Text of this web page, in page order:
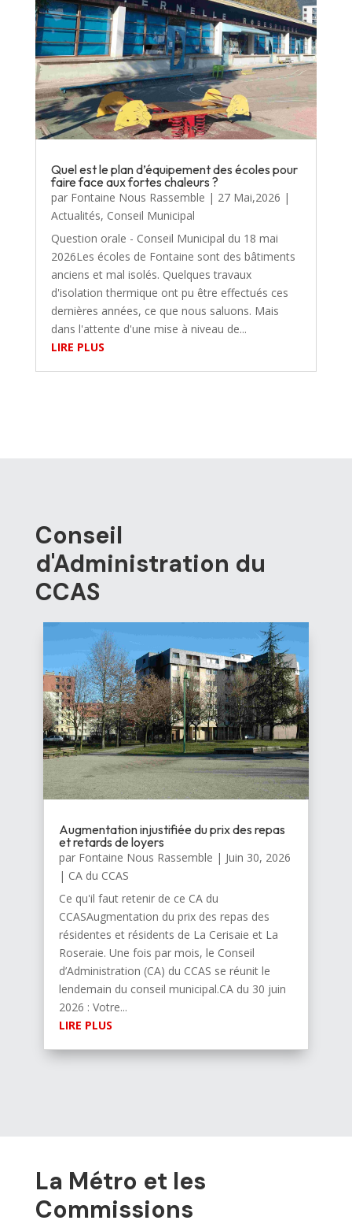
Quel est le plan d’équipement des écoles pour
faire face aux fortes chaleurs ?
par Fontaine Nous Rassemble | 27 Mai,2026 |
Actualités, Conseil Municipal
Question orale - Conseil Municipal du 18 mai
2026Les écoles de Fontaine sont des bâtiments
anciens et mal isolés. Quelques travaux
d'isolation thermique ont pu être effectués ces
dernières années, ce que nous saluons. Mais
dans l'attente d'une mise à niveau de...
LIRE PLUS
Conseil
d'Administration du
CCAS
Augmentation injustifiée du prix des repas
et retards de loyers
par Fontaine Nous Rassemble | Juin 30, 2026
| CA du CCAS
Ce qu'il faut retenir de ce CA du
CCASAugmentation du prix des repas des
résidentes et résidents de La Cerisaie et La
Roseraie. Une fois par mois, le Conseil
d’Administration (CA) du CCAS se réunit le
lendemain du conseil municipal.CA du 30 juin
2026 : Votre...
LIRE PLUS
La Métro et les
Commissions